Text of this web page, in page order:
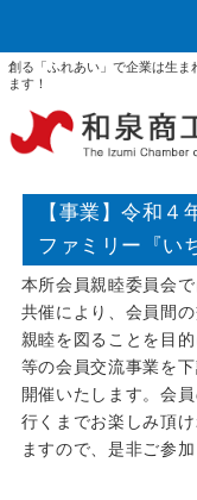
創る「ふれあい」で企業は生ま
ます！
【事業】令和
ファミリー『い
本所会員親睦委員会
共催により、会員間の
親睦を図ることを目
等の会員交流事業を下
開催いたします。会
行くまでお楽しみ頂
ますので、是非ご参